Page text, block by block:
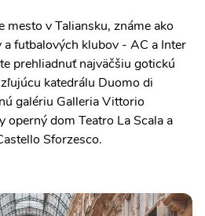
mesto v Taliansku, známe ako
futbalových klubov - AC a Inter
prehliadnuť najväčšiu gotickú
katedrálu Duomo di
galériu Galleria Vittorio
operný dom Teatro La Scala a
Sforzesco.